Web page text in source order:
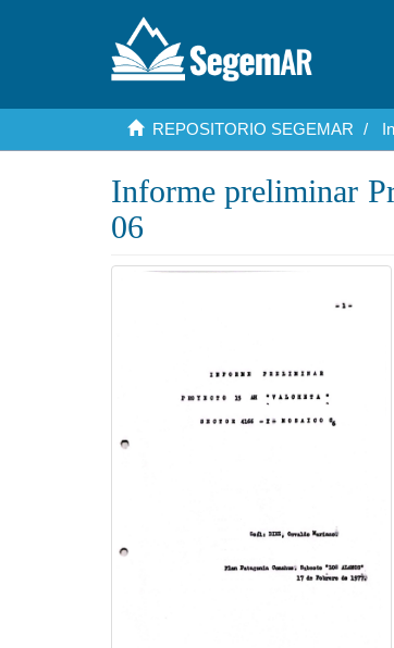
REPOSITORIO SEGEMAR
Informe preliminar
06